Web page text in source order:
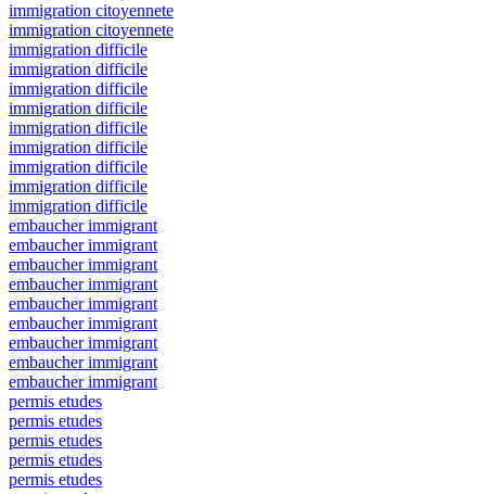
immigration citoyennete
immigration citoyennete
immigration difficile
immigration difficile
immigration difficile
immigration difficile
immigration difficile
immigration difficile
immigration difficile
immigration difficile
immigration difficile
embaucher immigrant
embaucher immigrant
embaucher immigrant
embaucher immigrant
embaucher immigrant
embaucher immigrant
embaucher immigrant
embaucher immigrant
embaucher immigrant
permis etudes
permis etudes
permis etudes
permis etudes
permis etudes